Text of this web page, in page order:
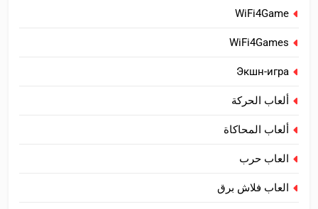
WiFi4Game
WiFi4Games
Экшн-игра
ألعاب الحركة
ألعاب المحاكاة
العاب حرب
العاب فلاش برق